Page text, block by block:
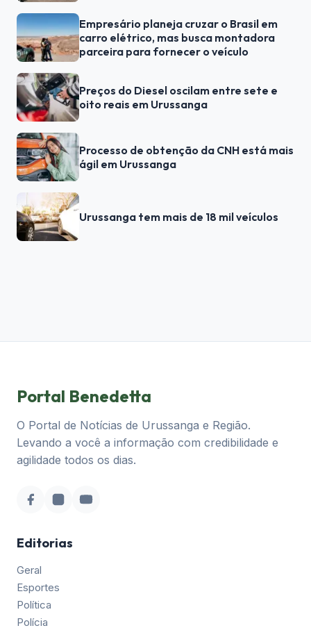
Empresário planeja cruzar o Brasil em
carro elétrico, mas busca montadora
parceira para fornecer o veículo
Preços do Diesel oscilam entre sete e
oito reais em Urussanga
Processo de obtenção da CNH está mais
ágil em Urussanga
Urussanga tem mais de 18 mil veículos
Portal Benedetta
O Portal de Notícias de Urussanga e Região.
Levando a você a informação com credibilidade e
agilidade todos os dias.
Editorias
Geral
Esportes
Política
Polícia